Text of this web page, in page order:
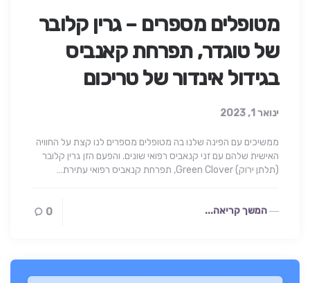
מטופלים מספרים – גרין קלובר
של טוגדר, תפרחת קאנביס
בגידול אינדור של טריכום
ינואר 1, 2023
ממשיכים עם הפינה שלנו בה מטופלים מספרים לנו קצת על החוויה
האישית שלהם עם זני קנאביס רפואי שונים. והפעם הזן גרין קלובר
(תלתן ירוק) Green Clover, תפרחת קנאביס רפואי עתירת…
המשך קריאה... 0